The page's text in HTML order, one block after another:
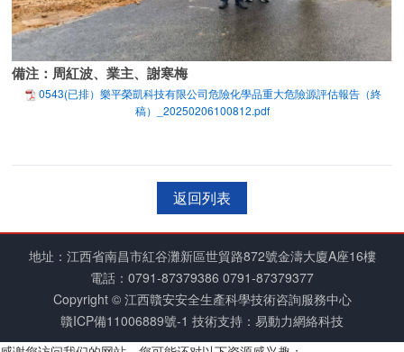
備注：周紅波、業主、謝寒梅
0543(已排）樂平榮凱科技有限公司危險化學品重大危險源評估報告（終
稿）_20250206100812.pdf
返回列表
地址：江西省南昌市紅谷灘新區世貿路872號金濤大廈A座16樓
電話： 0791-87379386 0791-87379377
Copyright © 江西贛安安全生產科學技術咨詢服務中心
贛ICP備11006889號-1 技術支持：易動力網絡科技